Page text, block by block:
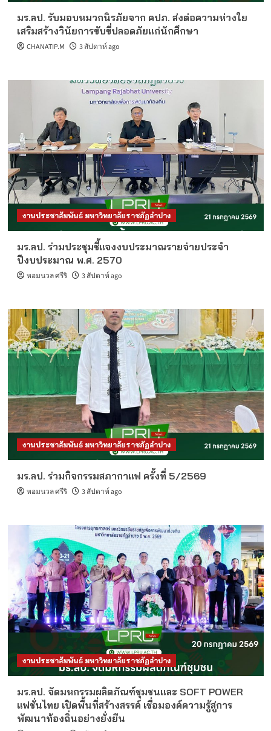
มร.ลป. รับมอบหมวกนิรภัยจาก คปภ. ส่งต่อความห่วงใย
เสริมสร้างวินัยการขับขี่ปลอดภัยแก่นักศึกษา
CHANATIP.M 3 สัปดาห์ ago
งานประชาสัมพันธ์ มหาวิทยาลัยราชภัฏลำปาง
มร.ลป. ร่วมประชุมชี้แจงงบประมาณรายจ่ายประจำ
ปีงบประมาณ พ.ศ. 2570
หอมนวล ศรีริ 3 สัปดาห์ ago
งานประชาสัมพันธ์ มหาวิทยาลัยราชภัฏลำปาง
มร.ลป. ร่วมกิจกรรมสภากาแฟ ครั้งที่ 5/2569
หอมนวล ศรีริ 3 สัปดาห์ ago
งานประชาสัมพันธ์ มหาวิทยาลัยราชภัฏลำปาง
มร.ลป. จัดมหกรรมผลิตภัณฑ์ชุมชนและ SOFT POWER
แฟชั่นไทย เปิดพื้นที่สร้างสรรค์ เชื่อมองค์ความรู้สู่การ
พัฒนาท้องถิ่นอย่างยั่งยืน